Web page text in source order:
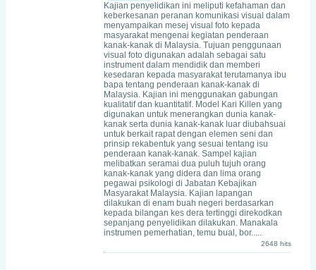
Kajian penyelidikan ini meliputi kefahaman dan
keberkesanan peranan komunikasi visual dalam
menyampaikan mesej visual foto kepada
masyarakat mengenai kegiatan penderaan
kanak-kanak di Malaysia. Tujuan penggunaan
visual foto digunakan adalah sebagai satu
instrument dalam mendidik dan memberi
kesedaran kepada masyarakat terutamanya ibu
bapa tentang penderaan kanak-kanak di
Malaysia. Kajian ini menggunakan gabungan
kualitatif dan kuantitatif. Model Kari Killen yang
digunakan untuk menerangkan dunia kanak-
kanak serta dunia kanak-kanak luar diubahsuai
untuk berkait rapat dengan elemen seni dan
prinsip rekabentuk yang sesuai tentang isu
penderaan kanak-kanak. Sampel kajian
melibatkan seramai dua puluh tujuh orang
kanak-kanak yang didera dan lima orang
pegawai psikologi di Jabatan Kebajikan
Masyarakat Malaysia. Kajian lapangan
dilakukan di enam buah negeri berdasarkan
kepada bilangan kes dera tertinggi direkodkan
sepanjang penyelidikan dilakukan. Manakala
instrumen pemerhatian, temu bual, bor.....
2648 hits